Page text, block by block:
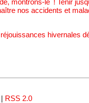
nos accidents et
hivernales
| RSS 2.0